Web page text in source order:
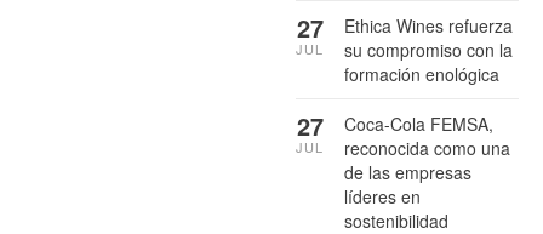
Ethica Wines refuerza
su compromiso con la
formación enológica
27
JUL
Coca-Cola FEMSA,
reconocida como una
de las empresas
líderes en
sostenibilidad
27
JUL